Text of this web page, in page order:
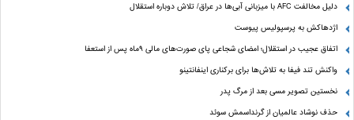
دلیل مخالفت AFC با میزبانی آبی‌ها در عراق/ تلاش دوباره استقلال
اژدهاکش به پرسپولیس پیوست
اتفاق عجیب در استقلال؛ امضای شجاعی پای صورت‌های مالی ٩ماه پس از استعفا
واکنش تند فیفا به تلاش‌ها برای برکناری اینفانتینو
نخستین تصویر مسی بعد از مرگ پدر
حذف نوشاد عالمیان از گرنداسمش سوئد